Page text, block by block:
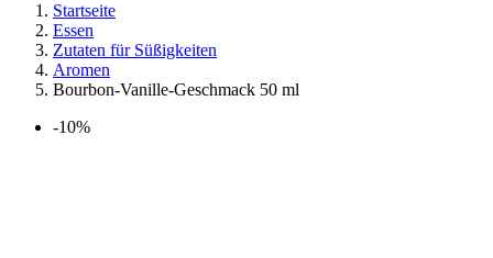
Startseite
Essen
Zutaten für Süßigkeiten
Aromen
Bourbon-Vanille-Geschmack 50 ml
-10%